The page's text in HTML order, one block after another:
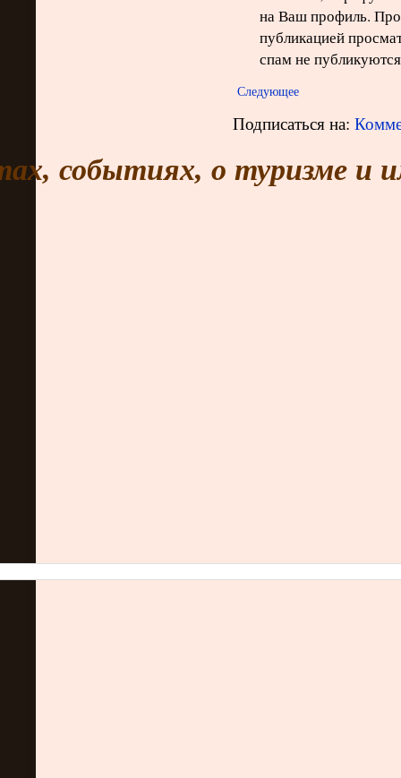
на Ваш профиль.
публикацией
спам не
Следующее
Подписаться на:
событиях, о туризме и